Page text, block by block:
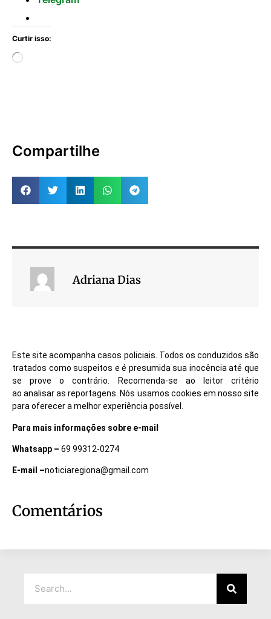
Curtir isso:
Compartilhe
Adriana Dias
Este site acompanha casos policiais. Todos os conduzidos são
tratados como suspeitos e é presumida sua inocência até que
se prove o contrário. Recomenda-se ao leitor critério
ao analisar as reportagens. Nós usamos cookies em nosso site
para oferecer a melhor experiência possível.
Para mais informações sobre e-mail
Whatsapp – 69 99312-0274
E-mail –noticiaregiona@gmail.com
Comentários